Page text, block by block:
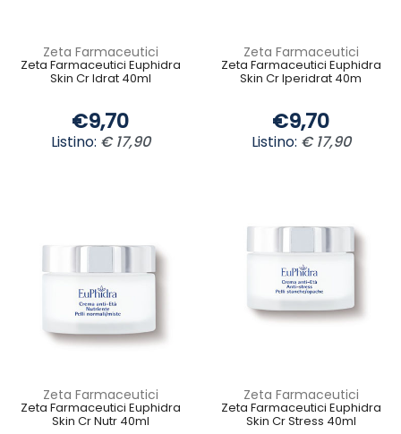
Zeta Farmaceutici
Zeta Farmaceutici Euphidra
Skin Cr Idrat 40ml
€9,70
Listino: € 17,90
Zeta Farmaceutici
Zeta Farmaceutici Euphidra
Skin Cr Iperidrat 40m
€9,70
Listino: € 17,90
Zeta Farmaceutici
Zeta Farmaceutici Euphidra
Skin Cr Nutr 40ml
Zeta Farmaceutici
Zeta Farmaceutici Euphidra
Skin Cr Stress 40ml